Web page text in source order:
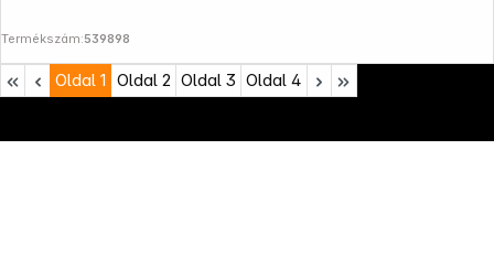
Termékszám:539898
Oldal 1 Oldal2 Oldal3 Oldal 4